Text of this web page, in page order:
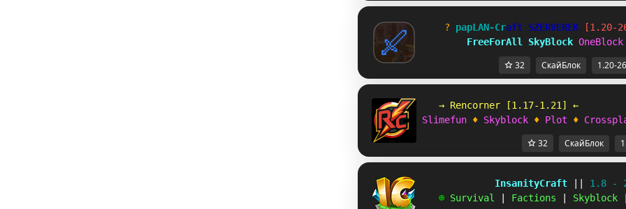
? papL AN-Craft SZERVEREK [1.20-
FreeForAll SkyBlock OneBlock
32 СкайБлок 1.20-
→ Rencorner [1.17-1.21] ←
Slimefun ♦ Skyblock ♦ Plot ♦
32 СкайБлок
InsanityCraft
1.8 -
☻ Survival Factions Skyblock